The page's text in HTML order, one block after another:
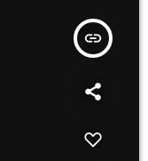
insert_link